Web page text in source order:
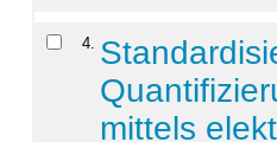
4
mittels